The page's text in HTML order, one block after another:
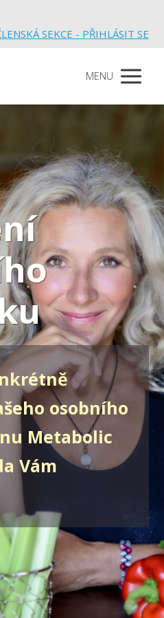
SEKCE - PŘIHLÁSIT SE
MENU
osobního
Metabolic
Vám